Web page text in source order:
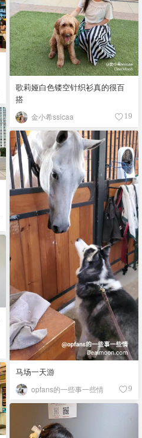
歌莉娅白色镂空针织衫真的很百
搭
金小希ssicaa 19
马场一天游
opfans的一些事一些情 9